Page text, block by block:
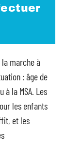
marche à
: âge de
à la MSA. Les
les enfants
et les